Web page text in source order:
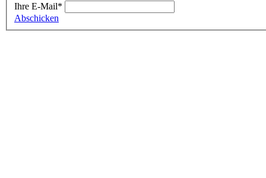
Ihre E-Mail*
Abschicken